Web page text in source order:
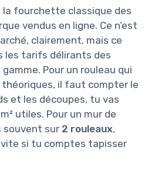
la fourchette classique des
vendus en ligne. Ce n’est
clairement, mais ce
les tarifs délirants des
Pour un rouleau qui
théoriques, il faut compter le
et les découpes, tu vas
utiles. Pour un mur de
souvent sur 2 rouleaux,
si tu comptes tapisser